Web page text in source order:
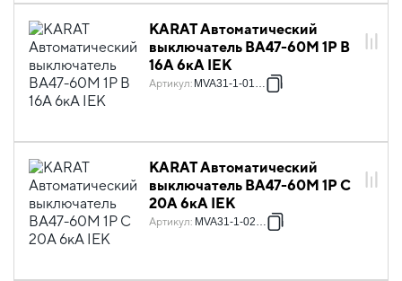
KARAT Автоматический
выключатель ВА47-60M 1P B
16А 6кА IEK
Артикул: MVA31-1-016-B
KARAT Автоматический
выключатель ВА47-60M 1P C
20А 6кА IEK
Артикул: MVA31-1-020-C